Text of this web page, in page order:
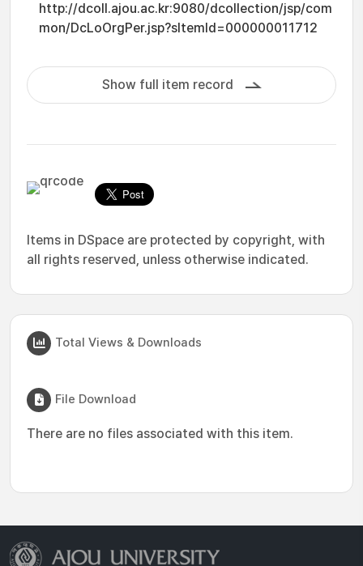
http://dcoll.ajou.ac.kr:9080/dcollection/jsp/com
mon/DcLoOrgPer.jsp?sItemId=000000011712
Show full item record
Items in DSpace are protected by copyright, with
all rights reserved, unless otherwise indicated.
Total Views & Downloads
File Download
There are no files associated with this item.